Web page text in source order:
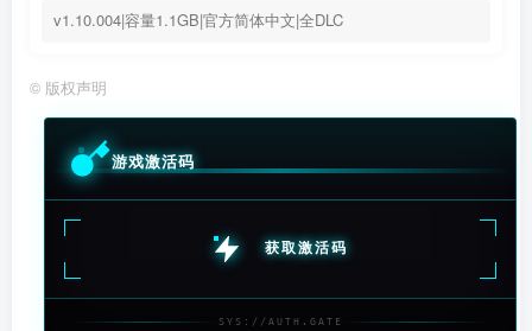
v1.10.004|容量1.1GB|官方简体中文|全DLC
© 版权声明
游戏激活码
获取激活码
SYS://AUTH.GATE